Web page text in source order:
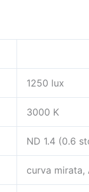
1250 lux
3000 K
ND 1.4 (0.6
curva